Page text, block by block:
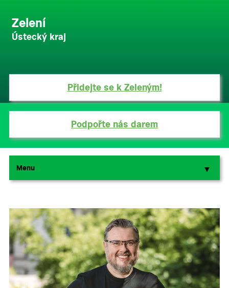
Zelení
Ústecký kraj
Přidejte se k Zeleným!
Podpořte nás darem
Menu ▼
▼